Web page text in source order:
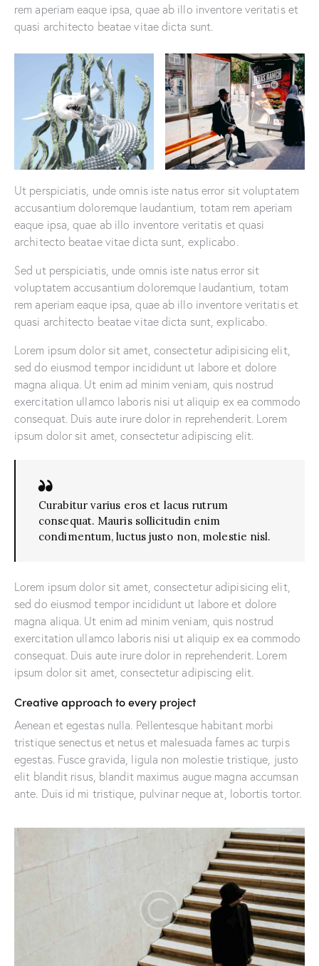
rem aperiam eaque ipsa, quae ab illo inventore veritatis et
quasi architecto beatae vitae dicta sunt.
Ut perspiciatis, unde omnis iste natus error sit voluptatem
accusantium doloremque laudantium, totam rem aperiam
eaque ipsa, quae ab illo inventore veritatis et quasi
architecto beatae vitae dicta sunt, explicabo.
Sed ut perspiciatis, unde omnis iste natus error sit
voluptatem accusantium doloremque laudantium, totam
rem aperiam eaque ipsa, quae ab illo inventore veritatis et
quasi architecto beatae vitae dicta sunt, explicabo.
Lorem ipsum dolor sit amet, consectetur adipisicing elit,
sed do eiusmod tempor incididunt ut labore et dolore
magna aliqua. Ut enim ad minim veniam, quis nostrud
exercitation ullamco laboris nisi ut aliquip ex ea commodo
consequat. Duis aute irure dolor in reprehenderit. Lorem
ipsum dolor sit amet, consectetur adipiscing elit.
Curabitur varius eros et lacus rutrum
consequat. Mauris sollicitudin enim
condimentum, luctus justo non, molestie nisl.
Lorem ipsum dolor sit amet, consectetur adipisicing elit,
sed do eiusmod tempor incididunt ut labore et dolore
magna aliqua. Ut enim ad minim veniam, quis nostrud
exercitation ullamco laboris nisi ut aliquip ex ea commodo
consequat. Duis aute irure dolor in reprehenderit. Lorem
ipsum dolor sit amet, consectetur adipiscing elit.
Creative approach to every project
Aenean et egestas nulla. Pellentesque habitant morbi
tristique senectus et netus et malesuada fames ac turpis
egestas. Fusce gravida, ligula non molestie tristique, justo
elit blandit risus, blandit maximus augue magna accumsan
ante. Duis id mi tristique, pulvinar neque at, lobortis tortor.